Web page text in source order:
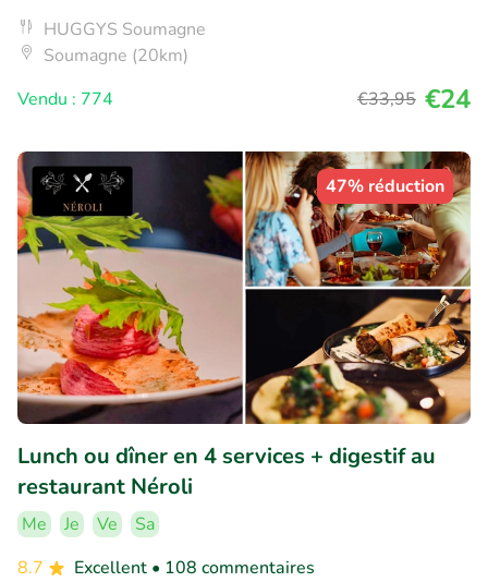
HUGGYS Soumagne
Soumagne (20km)
Vendu : 774
€33,95 €24
47% réduction
Lunch ou dîner en 4 services + digestif au
restaurant Néroli
Me Je Ve
Sa
8.7
Excellent • 108 commentaires